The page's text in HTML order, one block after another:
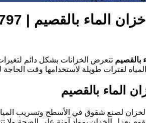
بالقصيم | 0550856797
بالقصيم تتعرض الخزانات بشكل دائم
لفترات طويلة لاستخدامها وقت
الماء بالقصيم
لصنع شقوق في الأسطح وتسريب